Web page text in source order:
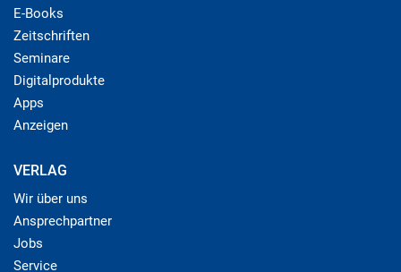
E-Books
Zeitschriften
Seminare
Digitalprodukte
Apps
Anzeigen
VERLAG
Wir über uns
Ansprechpartner
Jobs
Service